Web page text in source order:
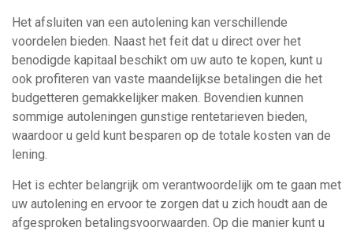
Het afsluiten van een autolening kan verschillende
voordelen bieden. Naast het feit dat u direct over het
benodigde kapitaal beschikt om uw auto te kopen, kunt u
ook profiteren van vaste maandelijkse betalingen die het
budgetteren gemakkelijker maken. Bovendien kunnen
sommige autoleningen gunstige rentetarieven bieden,
waardoor u geld kunt besparen op de totale kosten van de
lening.
Het is echter belangrijk om verantwoordelijk om te gaan met
uw autolening en ervoor te zorgen dat u zich houdt aan de
afgesproken betalingsvoorwaarden. Op die manier kunt u